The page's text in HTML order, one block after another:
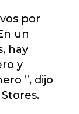
por
un
hay
y
”, dijo